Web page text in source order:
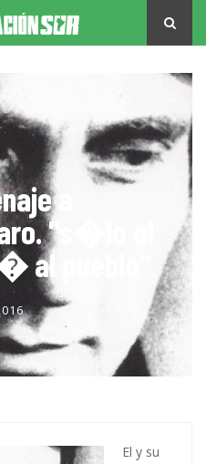
a
"s�lo el
al pueblo"
El y su